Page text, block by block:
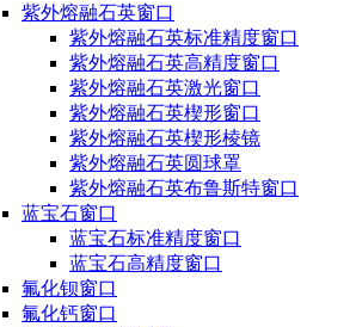
紫外熔融石英窗口
紫外熔融石英标准精度窗口
紫外熔融石英高精度窗口
紫外熔融石英激光窗口
紫外熔融石英楔形窗口
紫外熔融石英楔形棱镜
紫外熔融石英圆球罩
紫外熔融石英布鲁斯特窗口
蓝宝石窗口
蓝宝石标准精度窗口
蓝宝石高精度窗口
氟化钡窗口
氟化钙窗口